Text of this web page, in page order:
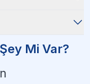
Mi Var?